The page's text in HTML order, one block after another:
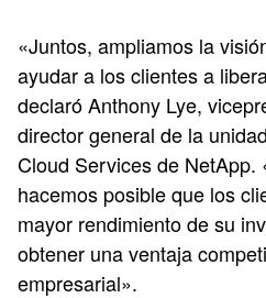
«Juntos, ampliamos la
ayudar a los clientes a
declaró Anthony Lye,
director general de la
Cloud Services de NetApp.
hacemos posible que los
mayor rendimiento de su
obtener una ventaja
empresarial».